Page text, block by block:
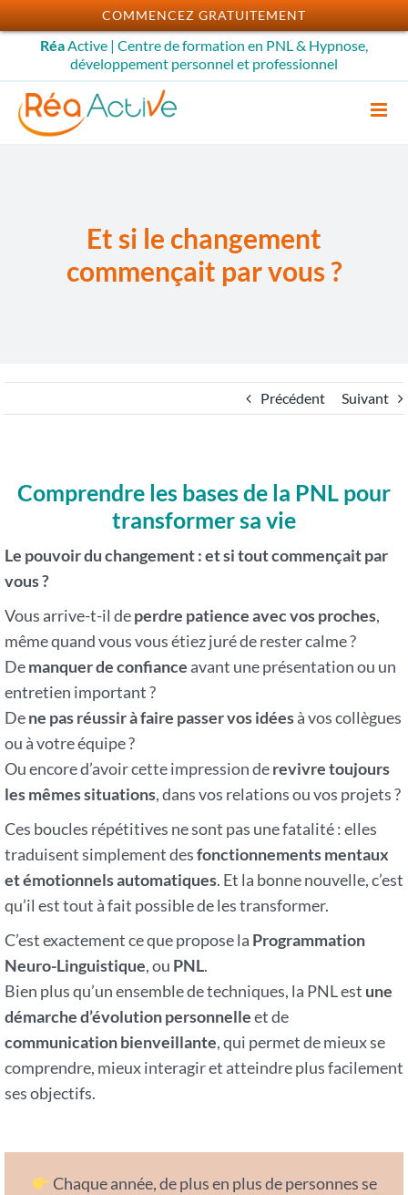
Passer
au
contenu
RéaActive | Centre de formation en PNL & Hypnose,
développement personnel et professionnel
Et si le changement
commençait par vous ?
Précédent Suivant
Comprendre les bases de la PNL pour
transformer sa vie
Le pouvoir du changement : et si tout commençait par
vous ?
Vous arrive-t-il deperdre patience avec vos proches,
même quand vous vous étiez juré de rester calme ?
Demanquer de confiance avant une présentation ou un
entretien important ?
Dene pas réussir à faire passer vos idéesà vos collègues
ou à votre équipe ?
Ou encore d’avoir cette impression derevivre toujours
les mêmes situations, dans vos relations ou vos projets ?
Ces boucles répétitives ne sont pas une fatalité : elles
traduisent simplement desfonctionnements mentaux
et émotionnels automatiques. Et la bonne nouvelle, c’est
qu’il est tout à fait possible de les transformer.
C’est exactement ce que propose la Programmation
Neuro-Linguistique, ou PNL.
Bien plus qu’un ensemble de techniques, la PNL est une
démarche d’évolution personnelleet de
communication bienveillante, qui permet de mieux se
comprendre, mieux interagir et atteindre plus facilement
ses objectifs.
Chaque année, de plus en plus de personnes se
COMMENCEZ GRATUITEMENT